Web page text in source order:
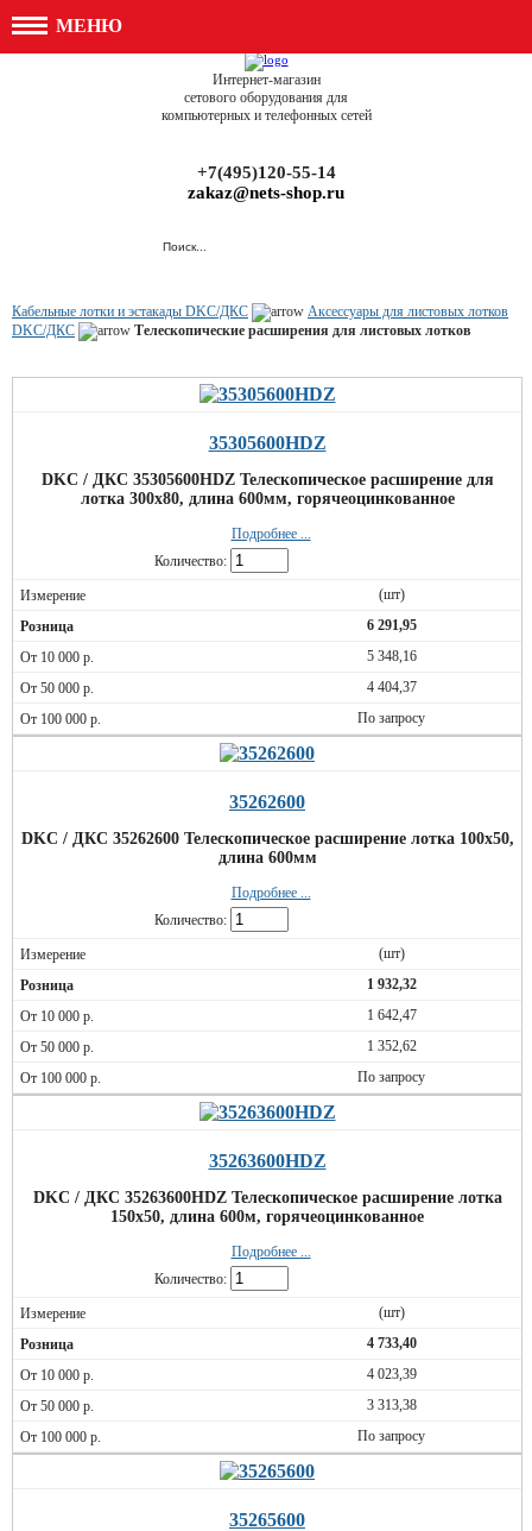
МЕНЮ
Интернет-магазин
сетового оборудования для
компьютерных и телефонных сетей
+7(495)120-55-14
zakaz@nets-shop.ru
Кабельные лотки и эстакады DKC/ДКС
Аксессуары для листовых лотков
DKC/ДКС
Телескопические расширения для листовых лотков
35305600HDZ
DKC / ДКС 35305600HDZ Телескопическое расширение для
лотка 300х80, длина 600мм, горячеоцинкованное
Подробнее ...
Количество:
(шт)
6 291,95
5 348,16
4 404,37
По запросу
35262600
DKC / ДКС 35262600 Телескопическое расширение лотка 100х50,
длина 600мм
Подробнее ...
Количество:
(шт)
1 932,32
1 642,47
1 352,62
По запросу
35263600HDZ
DKC / ДКС 35263600HDZ Телескопическое расширение лотка
150х50, длина 600м, горячеоцинкованное
Подробнее ...
Количество:
(шт)
4 733,40
4 023,39
3 313,38
По запросу
35265600